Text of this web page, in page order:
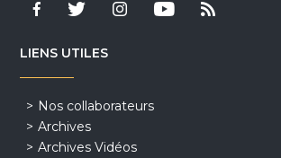
LIENS UTILES
Nos collaborateurs
Archives
Archives Vidéos